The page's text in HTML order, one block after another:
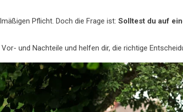
Pflicht. Doch die Frage ist: Solltest du auf
und Nachteile und helfen dir, die richtige